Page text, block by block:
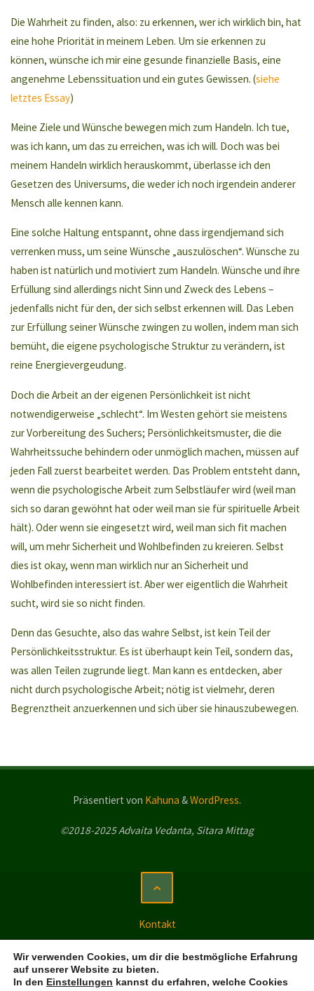
Die Wahrheit zu finden, also: zu erkennen, wer ich wirklich bin, hat
eine hohe Priorität in meinem Leben. Um sie erkennen zu
können, wünsche ich mir eine gesunde finanzielle Basis, eine
angenehme Lebenssituation und ein gutes Gewissen. (siehe
letztes Essay)
Meine Ziele und Wünsche bewegen mich zum Handeln. Ich tue,
was ich kann, um das zu erreichen, was ich will. Doch was bei
meinem Handeln wirklich herauskommt, überlasse ich den
Gesetzen des Universums, die weder ich noch irgendein anderer
Mensch alle kennen kann.
Eine solche Haltung entspannt, ohne dass irgendjemand sich
verrenken muss, um seine Wünsche „auszulöschen“. Wünsche zu
haben ist natürlich und motiviert zum Handeln. Wünsche und ihre
Erfüllung sind allerdings nicht Sinn und Zweck des Lebens –
jedenfalls nicht für den, der sich selbst erkennen will. Das Leben
zur Erfüllung seiner Wünsche zwingen zu wollen, indem man sich
bemüht, die eigene psychologische Struktur zu verändern, ist
reine Energievergeudung.
Doch die Arbeit an der eigenen Persönlichkeit ist nicht
notwendigerweise „schlecht“. Im Westen gehört sie meistens
zur Vorbereitung des Suchers; Persönlichkeitsmuster, die die
Wahrheitssuche behindern oder unmöglich machen, müssen auf
jeden Fall zuerst bearbeitet werden. Das Problem entsteht dann,
wenn die psychologische Arbeit zum Selbstläufer wird (weil man
sich so daran gewöhnt hat oder weil man sie für spirituelle Arbeit
hält). Oder wenn sie eingesetzt wird, weil man sich fit machen
will, um mehr Sicherheit und Wohlbefinden zu kreieren. Selbst
dies ist okay, wenn man wirklich nur an Sicherheit und
Wohlbefinden interessiert ist. Aber wer eigentlich die Wahrheit
sucht, wird sie so nicht finden.
Denn das Gesuchte, also das wahre Selbst, ist kein Teil der
Persönlichkeitsstruktur. Es ist überhaupt kein Teil, sondern das,
was allen Teilen zugrunde liegt. Man kann es entdecken, aber
nicht durch psychologische Arbeit; nötig ist vielmehr, deren
Begrenztheit anzuerkennen und sich über sie hinauszubewegen.
Präsentiert von Kahuna &WordPress.
©2018-2025 Advaita Vedanta, Sitara Mittag
Kontakt
Datenschutzerklärung
Wir verwenden Cookies, um dir die bestmögliche Erfahrung
auf unserer Website zu bieten.
In den Einstellungen kannst du erfahren, welche Cookies